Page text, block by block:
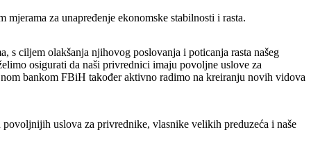
za unapređenje ekonomske stabilnosti i rasta.
s ciljem olakšanja njihovog poslovanja i poticanja rasta našeg
osigurati da naši privrednici imaju povoljne uslove za
bankom FBiH također aktivno radimo na kreiranju novih vidova
uslova za privrednike, vlasnike velikih preduzeća i naše